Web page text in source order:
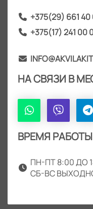
+375(29) 661 40
+375(17) 241 00
НА СВЯЗИ В
ВРЕМЯ РАБОТЫ
ПН-ПТ 8:00 ДО
СБ-ВС